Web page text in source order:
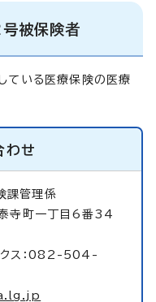
被保険者
ている医療保険の医療
わせ
課管理係
町一丁目6番34
ス：082-504-